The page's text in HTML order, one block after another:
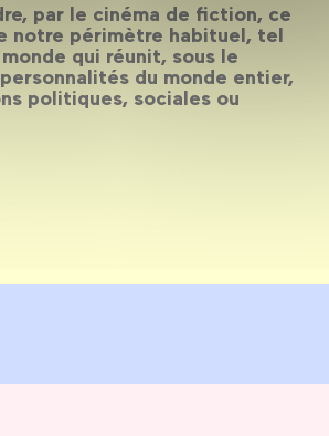
par le cinéma de fiction, ce
notre périmètre habituel, tel
qui réunit, sous le
du monde entier,
politiques, sociales ou